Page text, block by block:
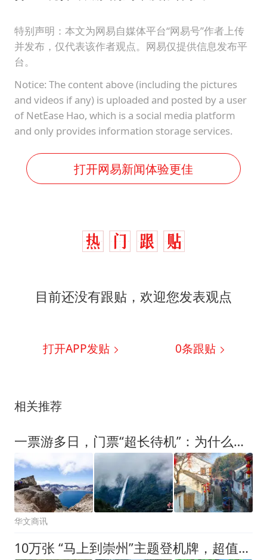
特别声明：本文为网易自媒体平台“网易号”作者上传
并发布，仅代表该作者观点。网易仅提供信息发布平
台。
Notice: The content above (including the pictures
and videos if any) is uploaded and posted by a user
of NetEase Hao, which is a social media platform
and only provides information storage services.
打开网易新闻体验更佳
目前还没有跟贴，欢迎您发表观点
打开APP发贴 0条跟贴
相关推荐
一票游多日，门票“超长待机”：为什么越来越多景区推行多天有效
华文商讯
10万张 “马上到崇州”主题登机牌，超值福利可兑换